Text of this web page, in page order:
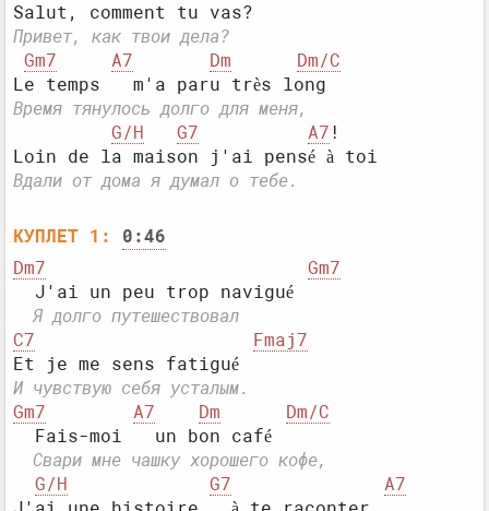
Привет, как твои дела?
Gm7
A7 Dm
Dm/C
Время тянулось долго для меня,
G/H
G7 A7
Вдали от дома я думал о тебе.
КУПЛЕТ 1:
0:46
Dm7
Gm7
  Я долго путешествовал
C7
Fmaj7
И чувствую себя усталым.
Gm7
A7 Dm
Dm/C
  Свари мне чашку хорошего кофе,
G/H
G7
A7